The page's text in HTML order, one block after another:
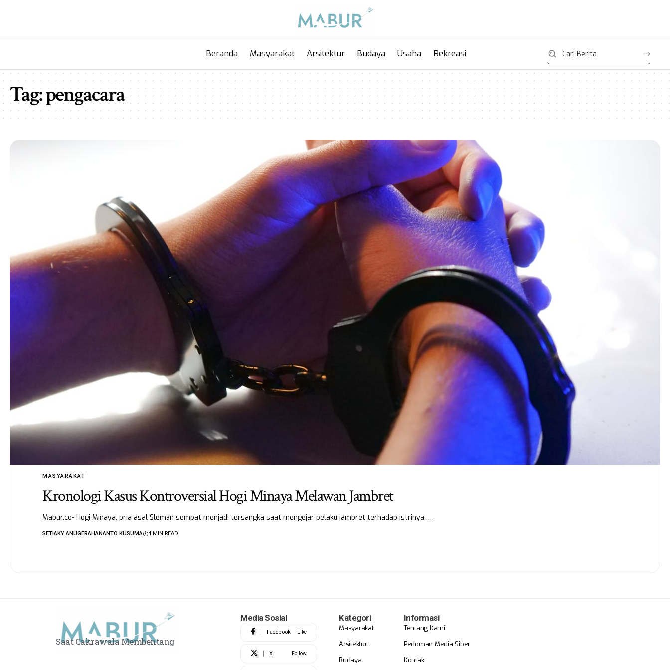
Beranda Masyarakat Arsitektur Budaya Usaha Rekreasi
Tag:pengacara
MASYARAKAT
Kronologi Kasus Kontroversial Hogi Minaya Melawan Jambret
Mabur.co- Hogi Minaya, pria asal Sleman sempat menjadi tersangka saat mengejar pelaku jambret terhadap istrinya,…
SETIAKY ANUGERAHANANTO KUSUMA 4 MIN READ
Saat Cakrawala Membentang
Media Sosial
Facebook Like
X Follow
Kategori
Masyarakat
Arsitektur
Budaya
Informasi
Tentang Kami
Pedoman Media Siber
Kontak